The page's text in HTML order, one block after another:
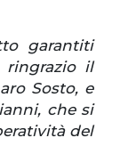
garantiti
ringrazio il
Sosto, e
che si
del